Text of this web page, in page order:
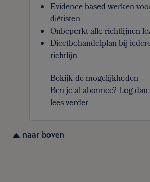
Evidence based werken
diëtisten
Onbeperkt alle richtlijnen
Dieetbehandelplan bij
richtlijn
Bekijk de mogelijkheden
Ben je al abonnee?Log
lees verder
naar boven